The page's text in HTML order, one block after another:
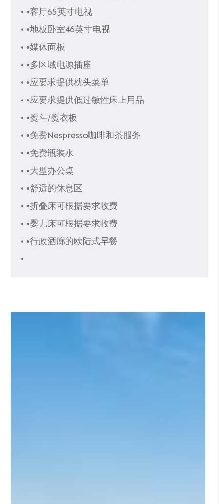
• •客厅65英寸电视
• •地板卧室46英寸电视
• •媒体面板
• •多区域电源插座
• •应要求提供枕头菜单
• •应要求提供低过敏性床上用品
• •熨斗/熨衣板
• •免费Nespresso咖啡和茶服务
• •免费瓶装水
• •大型办公桌
• •舒适的休息区
• •折叠床可根据要求收费
• •婴儿床可根据要求收费
• •行政酒廊的欧陆式早餐
•